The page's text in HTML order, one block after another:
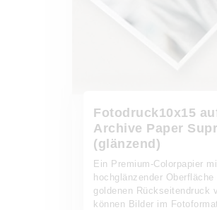
Fotodruck10x15
Archive Paper
(glänzend)
Ein Premium-Colorpapier
hochglänzender Oberfläche
goldenen Rückseitendruck
können Bilder im